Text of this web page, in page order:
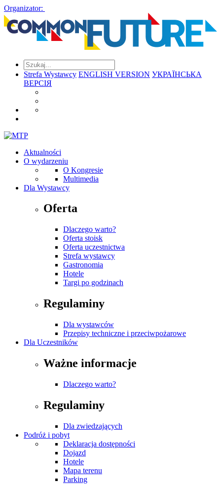
Organizator:
Strefa Wystawcy ENGLISH VERSION УКРАЇНСЬКА
ВЕРСІЯ
Aktualności
O wydarzeniu
O Kongresie
Multimedia
Dla Wystawcy
Oferta
Dlaczego warto?
Oferta stoisk
Oferta uczestnictwa
Strefa wystawcy
Gastronomia
Hotele
Targi po godzinach
Regulaminy
Dla wystawców
Przepisy techniczne i przeciwpożarowe
Dla Uczestników
Ważne informacje
Dlaczego warto?
Regulaminy
Dla zwiedzających
Podróż i pobyt
Deklaracja dostępności
Dojazd
Hotele
Mapa terenu
Parking